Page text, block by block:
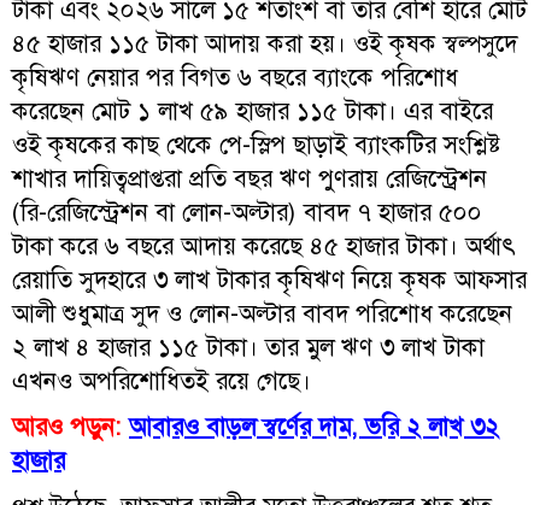
টাকা এবং ২০২৬ সালে ১৫ শতাংশ বা তার বেশি হারে মোট
৪৫ হাজার ১১৫ টাকা আদায় করা হয়। ওই কৃষক স্বল্পসুদে
কৃষিঋণ নেয়ার পর বিগত ৬ বছরে ব্যাংকে পরিশোধ
করেছেন মোট ১ লাখ ৫৯ হাজার ১১৫ টাকা। এর বাইরে
ওই কৃষকের কাছ থেকে পে-স্লিপ ছাড়াই ব্যাংকটির সংশ্লিষ্ট
শাখার দায়িত্বপ্রাপ্তরা প্রতি বছর ঋণ পুণরায় রেজিস্ট্রেশন
(রি-রেজিস্ট্রেশন বা লোন-অল্টার) বাবদ ৭ হাজার ৫০০
টাকা করে ৬ বছরে আদায় করেছে ৪৫ হাজার টাকা। অর্থাৎ
রেয়াতি সুদহারে ৩ লাখ টাকার কৃষিঋণ নিয়ে কৃষক আফসার
আলী শুধুমাত্র সুদ ও লোন-অল্টার বাবদ পরিশোধ করেছেন
২ লাখ ৪ হাজার ১১৫ টাকা। তার মুল ঋণ ৩ লাখ টাকা
এখনও অপরিশোধিতই রয়ে গেছে।
আরও পড়ুন: আবারও বাড়ল স্বর্ণের দাম, ভরি ২ লাখ ৩২
হাজার